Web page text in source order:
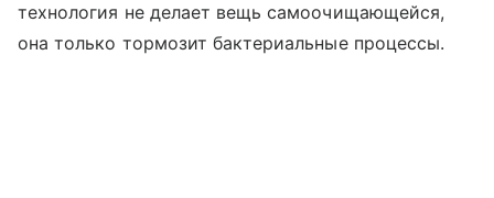
технология не делает вещь самоочищающейся,
она только тормозит бактериальные процессы.